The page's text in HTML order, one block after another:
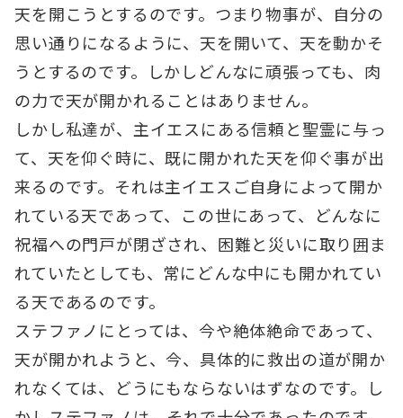
天を開こうとするのです。つまり物事が、自分の
思い通りになるように、天を開いて、天を動かそ
うとするのです。しかしどんなに頑張っても、肉
の力で天が開かれることはありません。
しかし私達が、主イエスにある信頼と聖霊に与っ
て、天を仰ぐ時に、既に開かれた天を仰ぐ事が出
来るのです。それは主イエスご自身によって開か
れている天であって、この世にあって、どんなに
祝福への門戸が閉ざされ、困難と災いに取り囲ま
れていたとしても、常にどんな中にも開かれてい
る天であるのです。
ステファノにとっては、今や絶体絶命であって、
天が開かれようと、今、具体的に救出の道が開か
れなくては、どうにもならないはずなのです。し